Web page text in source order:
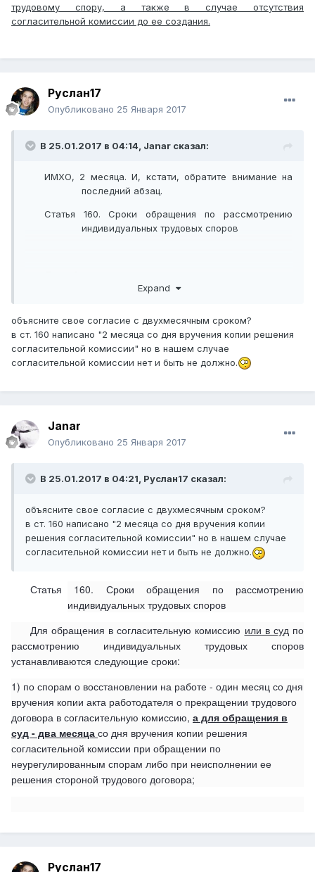
трудовому спору, а также в случае отсутствия
согласительной комиссии до ее создания.
Руслан17
Опубликовано 25 Января 2017
В 25.01.2017 в 04:14, Janar сказал:
ИМХО, 2 месяца. И, кстати, обратите внимание на
последний абзац.
Статья 160. Сроки обращения по рассмотрению
индивидуальных трудовых споров
по рассмотрению индивидуальных трудовых споров
1) по спорам о восстановлении на работе - один
месяц со дня вручения копии акта работодателя о
комиссию, а для обращения в суд - два месяца со дня
обращении по неурегулированным спорам либо при
неисполнении ее решения стороной трудового договора;
2) по другим трудовым спорам - один год с того дня,
узнать о нарушении своего права.
Течение срока обращения по рассмотрению
рассматриваемому трудовому спору, а также в случае
отсутствия согласительной комиссии до ее создания.
Expand
объясните свое согласие с двухмесячным сроком?
в ст. 160 написано "2 месяца со дня вручения копии решения
согласительной комиссии" но в нашем случае
согласительной комиссии нет и быть не должно.
Janar
Опубликовано 25 Января 2017
В 25.01.2017 в 04:21, Руслан17 сказал:
объясните свое согласие с двухмесячным сроком?
в ст. 160 написано "2 месяца со дня вручения копии
решения согласительной комиссии" но в нашем случае
согласительной комиссии нет и быть не должно.
Статья 160. Сроки обращения по рассмотрению
индивидуальных трудовых споров
Для обращения в согласительную комиссию или в суд по
рассмотрению индивидуальных трудовых споров
устанавливаются следующие сроки:
1) по спорам о восстановлении на работе - один месяц со дня
вручения копии акта работодателя о прекращении трудового
договора в согласительную комиссию, а для обращения в
суд - два месяца со дня вручения копии решения
согласительной комиссии при обращении по
неурегулированным спорам либо при неисполнении ее
решения стороной трудового договора;
Руслан17